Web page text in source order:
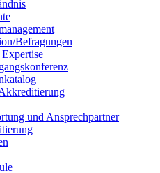
Befragungen
und Ansprechpartner